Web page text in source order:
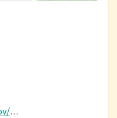
https://www.morriscountynj.gov/Departments/Aging-Disabilities-Community-Programming/Nutrition-Program